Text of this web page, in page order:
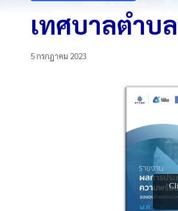
เทศบาลตำบ
5 กรกฎาคม 2023